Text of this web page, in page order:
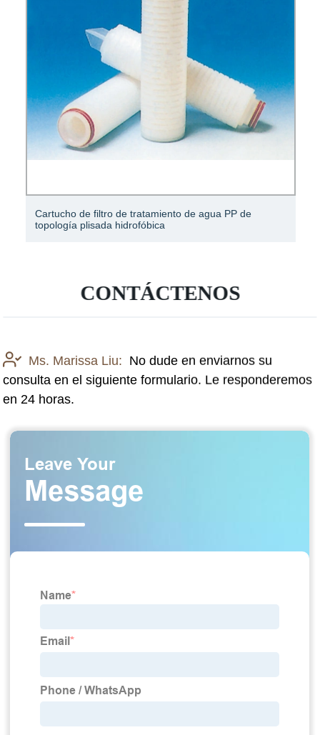
Gel hidrofóbico de sílice pirógena 202 para uso con
cables
CONTÁCTENOS
Ms. Marissa Liu: No dude en enviarnos su
consulta en el siguiente formulario. Le responderemos
en 24 horas.